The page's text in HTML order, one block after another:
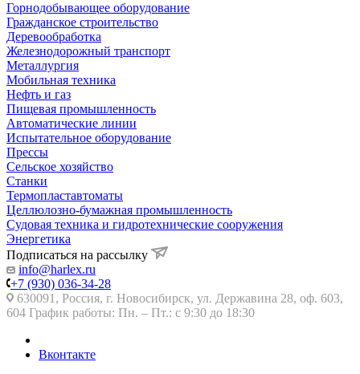
Горнодобывающее оборудование
Гражданское строительство
Деревообработка
Железнодорожный транспорт
Металлургия
Мобильная техника
Нефть и газ
Пищевая промышленность
Автоматические линии
Испытательное оборудование
Прессы
Сельское хозяйство
Станки
Термопластавтоматы
Целлюлозно-бумажная промышленность
Судовая техника и гидротехнические сооружения
Энергетика
Подписаться на рассылку
info@harlex.ru
+7 (930) 036-34-28
630091, Россия, г. Новосибирск, ул. Державина 28, оф. 603,
604 График работы: Пн. – Пт.: с 9:30 до 18:30
Вконтакте